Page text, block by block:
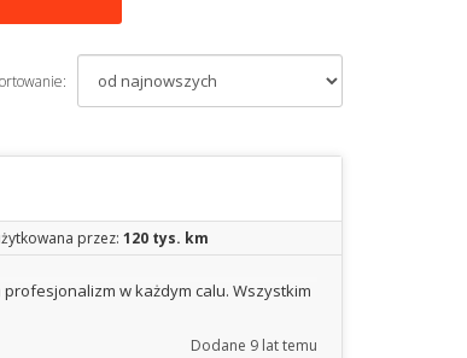
przez: 120 tys. km
w każdym calu. Wszystkim
Dodane 9 lat temu